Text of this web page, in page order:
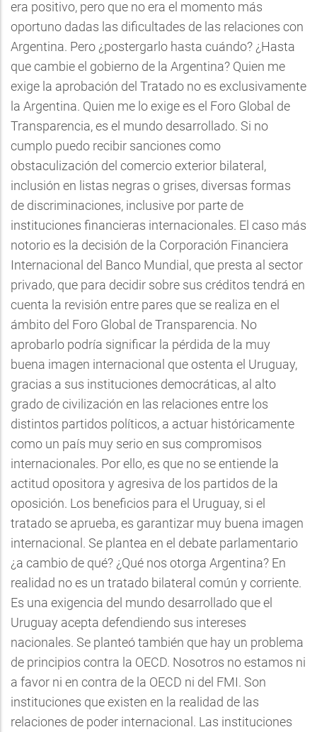
era positivo, pero que no era el momento más
oportuno dadas las dificultades de las relaciones con
Argentina. Pero ¿postergarlo hasta cuándo? ¿Hasta
que cambie el gobierno de la Argentina? Quien me
exige la aprobación del Tratado no es exclusivamente
la Argentina. Quien me lo exige es el Foro Global de
Transparencia, es el mundo desarrollado. Si no
cumplo puedo recibir sanciones como
obstaculización del comercio exterior bilateral,
inclusión en listas negras o grises, diversas formas
de discriminaciones, inclusive por parte de
instituciones financieras internacionales. El caso más
notorio es la decisión de la Corporación Financiera
Internacional del Banco Mundial, que presta al sector
privado, que para decidir sobre sus créditos tendrá en
cuenta la revisión entre pares que se realiza en el
ámbito del Foro Global de Transparencia. No
aprobarlo podría significar la pérdida de la muy
buena imagen internacional que ostenta el Uruguay,
gracias a sus instituciones democráticas, al alto
grado de civilización en las relaciones entre los
distintos partidos políticos, a actuar históricamente
como un país muy serio en sus compromisos
internacionales. Por ello, es que no se entiende la
actitud opositora y agresiva de los partidos de la
oposición. Los beneficios para el Uruguay, si el
tratado se aprueba, es garantizar muy buena imagen
internacional. Se plantea en el debate parlamentario
¿a cambio de qué? ¿Qué nos otorga Argentina? En
realidad no es un tratado bilateral común y corriente.
Es una exigencia del mundo desarrollado que el
Uruguay acepta defendiendo sus intereses
nacionales. Se planteó también que hay un problema
de principios contra la OECD. Nosotros no estamos ni
a favor ni en contra de la OECD ni del FMI. Son
instituciones que existen en la realidad de las
relaciones de poder internacional. Las instituciones